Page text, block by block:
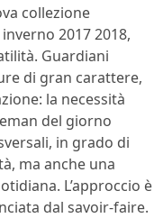
collezione
2017 2018,
Guardiani
di gran carattere,
la necessità
del giorno
in grado di
ma anche una
L’approccio è
dal savoir-faire.